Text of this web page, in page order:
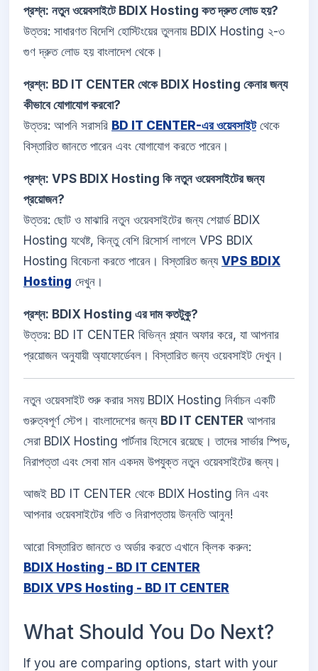
প্রশ্ন: নতুন ওয়েবসাইটে BDIX Hosting কত দ্রুত লোড হয়?
উত্তর: সাধারণত বিদেশি হোস্টিংয়ের তুলনায় BDIX Hosting ২-৩
গুণ দ্রুত লোড হয় বাংলাদেশ থেকে।
প্রশ্ন: BD IT CENTER থেকে BDIX Hosting কেনার জন্য
কীভাবে যোগাযোগ করবো?
উত্তর: আপনি সরাসরি BD IT CENTER-এর ওয়েবসাইটথেকে
বিস্তারিত জানতে পারেন এবং যোগাযোগ করতে পারেন।
প্রশ্ন: VPS BDIX Hosting কি নতুন ওয়েবসাইটের জন্য
প্রয়োজন?
উত্তর: ছোট ও মাঝারি নতুন ওয়েবসাইটের জন্য শেয়ার্ড BDIX
Hosting যথেষ্ট, কিন্তু বেশি রিসোর্স লাগলে VPS BDIX
Hosting বিবেচনা করতে পারেন। বিস্তারিত জন্য VPS BDIX
Hosting দেখুন।
প্রশ্ন: BDIX Hosting এর দাম কতটুকু?
উত্তর: BD IT CENTER বিভিন্ন প্ল্যান অফার করে, যা আপনার
প্রয়োজন অনুযায়ী অ্যাফোর্ডেবল। বিস্তারিত জন্য ওয়েবসাইট দেখুন।
নতুন ওয়েবসাইট শুরু করার সময় BDIX Hosting নির্বাচন একটি
গুরুত্বপূর্ণ স্টেপ। বাংলাদেশের জন্য BD IT CENTER আপনার
সেরা BDIX Hosting পার্টনার হিসেবে রয়েছে। তাদের সার্ভার স্পিড,
নিরাপত্তা এবং সেবা মান একদম উপযুক্ত নতুন ওয়েবসাইটের জন্য।
আজই BD IT CENTER থেকে BDIX Hosting নিন এবং
আপনার ওয়েবসাইটের গতি ও নিরাপত্তায় উন্নতি আনুন!
আরো বিস্তারিত জানতে ও অর্ডার করতে এখানে ক্লিক করুন:
BDIX Hosting - BD IT CENTER
BDIX VPS Hosting - BD IT CENTER
What Should You Do Next?
If you are comparing options, start with your